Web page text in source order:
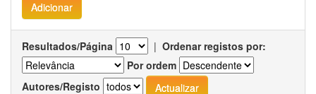
Resultados/Página | Ordenar registos por:
Por ordem
Autores/Registo